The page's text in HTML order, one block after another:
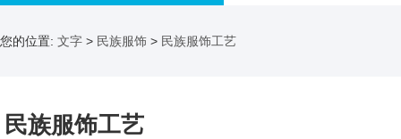
您的位置: 文字 > 民族服饰 > 民族服饰工艺
民族服饰工艺